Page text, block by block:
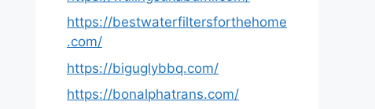
https://bestwaterfiltersforthehome
.com/
https://biguglybbq.com/
https://bonalphatrans.com/